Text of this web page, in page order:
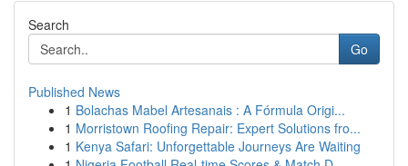
Search
Go
Published News
1 Bolachas Mabel Artesanais : A Fórmula Origi...
1 Morristown Roofing Repair: Expert Solutions fro...
1 Kenya Safari: Unforgettable Journeys Are Waiting